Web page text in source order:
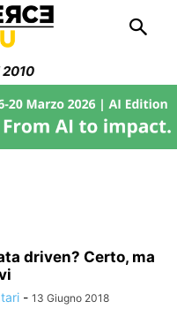
driven? Certo, ma
- 13 Giugno 2018